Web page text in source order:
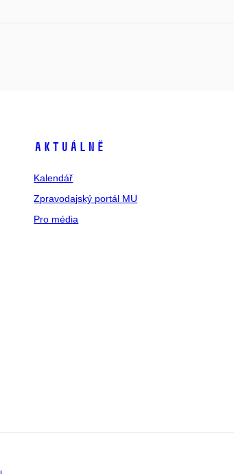
Aktuálně
Kalendář
Zpravodajský portál MU
Pro média